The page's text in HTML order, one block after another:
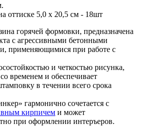
оттиске 5,0 х 20,5 см - 18шт
горячей формовки, предназначена
с агрессивными бетонными
применяющимися при работе с
и четкостью рисунка,
временем и обеспечивает
в течении всего срока
гармонично сочетается с
кирпичем и может
при оформлении интеръеров.